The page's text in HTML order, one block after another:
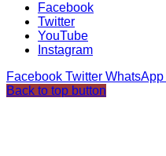
Facebook
Twitter
YouTube
Instagram
Facebook Twitter WhatsApp
Back to top button